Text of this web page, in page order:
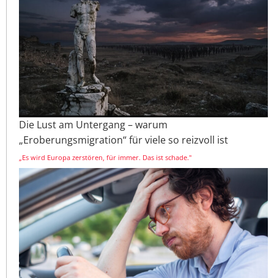
Die Lust am Untergang – warum
„Eroberungsmigration“ für viele so reizvoll ist
„Es wird Europa zerstören, für immer. Das ist schade."